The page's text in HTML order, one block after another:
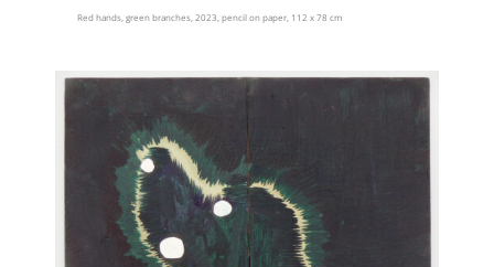
Red hands, green branches, 2023, pencil on paper, 112 x 78 cm